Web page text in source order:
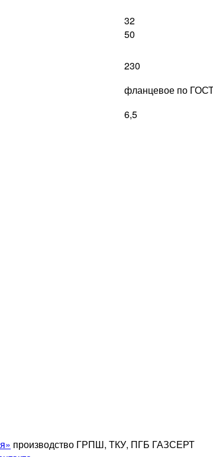
32
50
230
фланцевое по
6,5
производство ГРПШ, ТКУ, ПГБ ГАЗСЕРТ